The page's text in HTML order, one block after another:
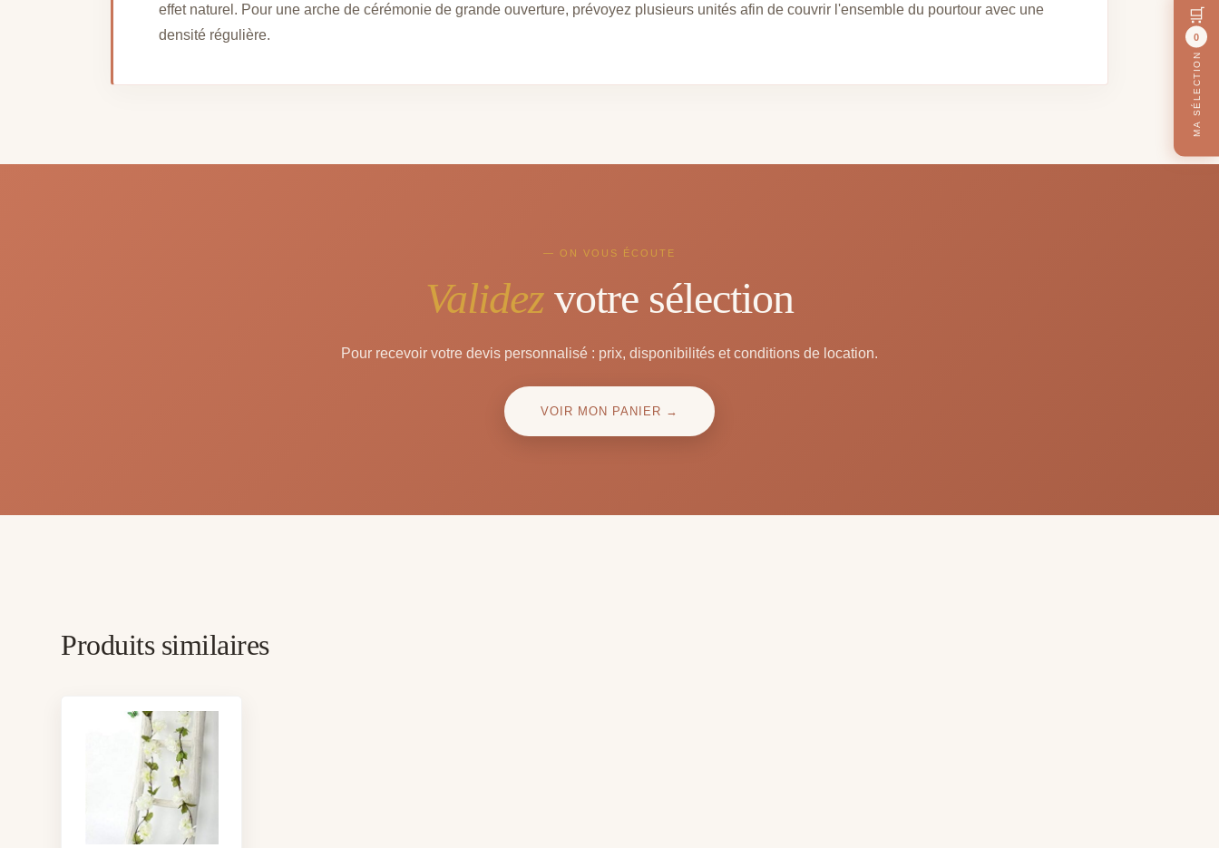
effet naturel. Pour une arche de cérémonie de grande ouverture, prévoyez plusieurs unités afin de couvrir l'ensemble du pourtour avec une
densité régulière.
— ON VOUS ÉCOUTE
Validez votre sélection
Pour recevoir votre devis personnalisé : prix, disponibilités et conditions de location.
VOIR MON PANIER →
Produits similaires
🛒
0
MA SÉLECTION